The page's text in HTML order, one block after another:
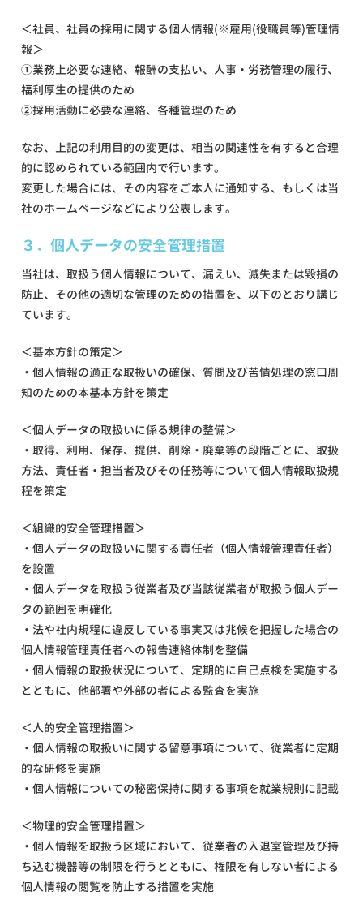
＜社員、社員の採用に関する個人情報(※雇用(役職員等)管理情
報＞
①業務上必要な連絡、報酬の支払い、人事・労務管理の履行、
福利厚生の提供のため
②採用活動に必要な連絡、各種管理のため
なお、上記の利用目的の変更は、相当の関連性を有すると合理
的に認められている範囲内で行います。
変更した場合には、その内容をご本人に通知する、もしくは当
社のホームページなどにより公表します。
３．個人データの安全管理措置
当社は、取扱う個人情報について、漏えい、滅失または毀損の
防止、その他の適切な管理のための措置を、以下のとおり講じ
ています。
＜基本方針の策定＞
・個人情報の適正な取扱いの確保、質問及び苦情処理の窓口周
知のための本基本方針を策定
＜個人データの取扱いに係る規律の整備＞
・取得、利用、保存、提供、削除・廃棄等の段階ごとに、取扱
方法、責任者・担当者及びその任務等について個人情報取扱規
程を策定
＜組織的安全管理措置＞
・個人データの取扱いに関する責任者（個人情報管理責任者）
を設置
・個人データを取扱う従業者及び当該従業者が取扱う個人デー
タの範囲を明確化
・法や社内規程に違反している事実又は兆候を把握した場合の
個人情報管理責任者への報告連絡体制を整備
・個人情報の取扱状況について、定期的に自己点検を実施する
とともに、他部署や外部の者による監査を実施
＜人的安全管理措置＞
・個人情報の取扱いに関する留意事項について、従業者に定期
的な研修を実施
・個人情報についての秘密保持に関する事項を就業規則に記載
＜物理的安全管理措置＞
・個人情報を取扱う区域において、従業者の入退室管理及び持
ち込む機器等の制限を行うとともに、権限を有しない者による
個人情報の閲覧を防止する措置を実施